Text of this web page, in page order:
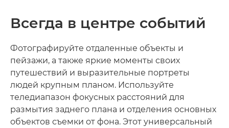
Всегда в центре событий
Фотографируйте отдаленные объекты и
пейзажи, а также яркие моменты своих
путешествий и выразительные портреты
людей крупным планом. Используйте
теледиапазон фокусных расстояний для
размытия заднего плана и отделения основных
объектов съемки от фона. Этот универсальный